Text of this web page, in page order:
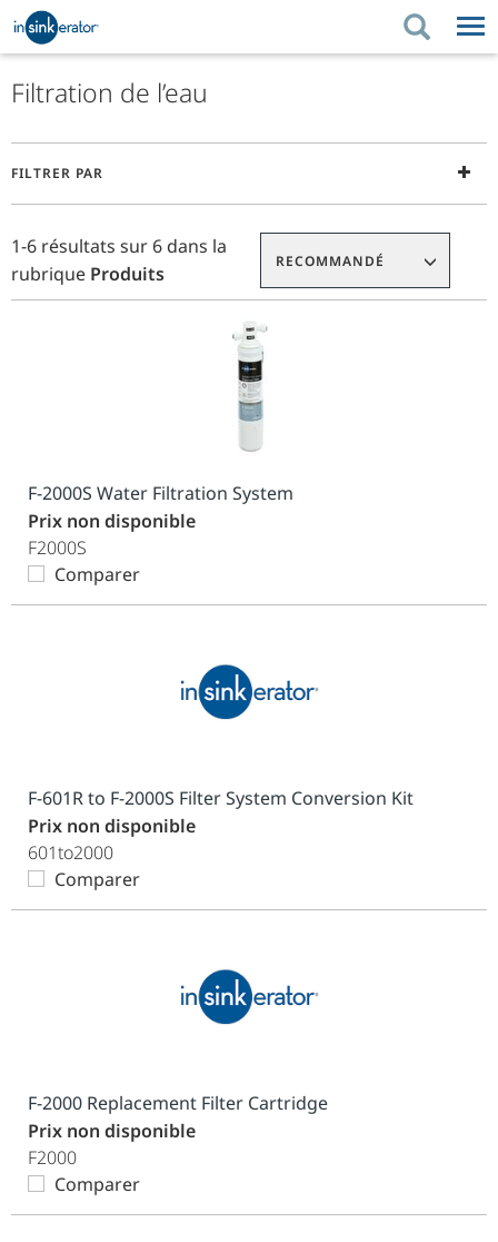
PRODUITS
CUISINE
À PROPOS DE NOUS
Filtration de l’eau
FILTRER PAR
sur
Entrée
pour
réduire
ou
des
produits
To
Requisition
List
1-6 résultats sur 6 dans la
rubrique Produits
RECOMMANDÉ
F-2000S Water Filtration System
Prix non disponible
F2000S
Comparer
F-601R to F-2000S Filter System Conversion Kit
Prix non disponible
601to2000
Comparer
F-2000 Replacement Filter Cartridge
Prix non disponible
F2000
Comparer